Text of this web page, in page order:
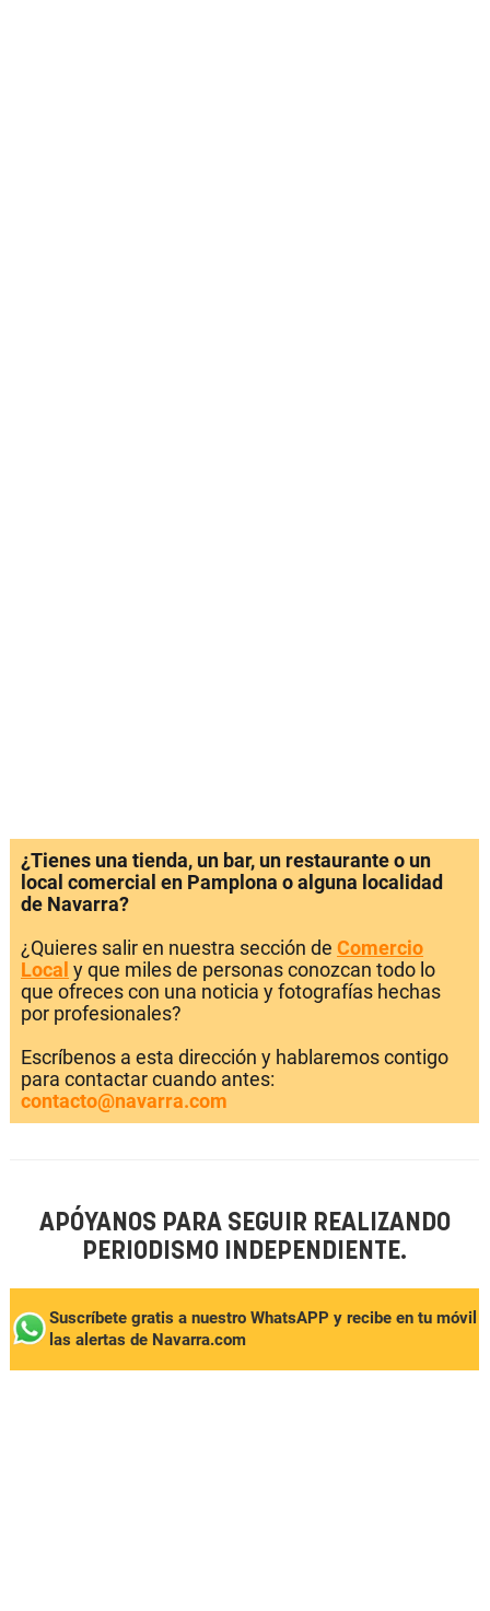
¿Tienes una tienda, un bar, un restaurante o un
local comercial en Pamplona o alguna localidad
de Navarra?
¿Quieres salir en nuestra sección de Comercio
Local y que miles de personas conozcan todo lo
que ofreces con una noticia y fotografías hechas
por profesionales?
Escríbenos a esta dirección y hablaremos contigo
para contactar cuando antes:
contacto@navarra.com
APÓYANOS PARA SEGUIR REALIZANDO
PERIODISMO INDEPENDIENTE.
Suscríbete gratis a nuestro WhatsAPP y recibe en tu móvil
las alertas de Navarra.com